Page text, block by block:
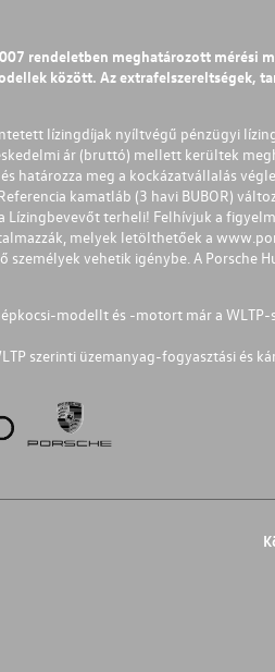
rendeletben meghatározott mérési
között. Az extrafelszereltségek,
lízingdíjak nyíltvégű pénzügyi
ár (bruttó) mellett kerültek
határozza meg a kockázatvállalás
kamatláb (3 havi BUBOR)
terheli! Felhívjuk a
melyek letölthetőek a
vehetik igénybe. A Porsche
modellt és -motort már a
szerinti üzemanyag-fogyasztási és